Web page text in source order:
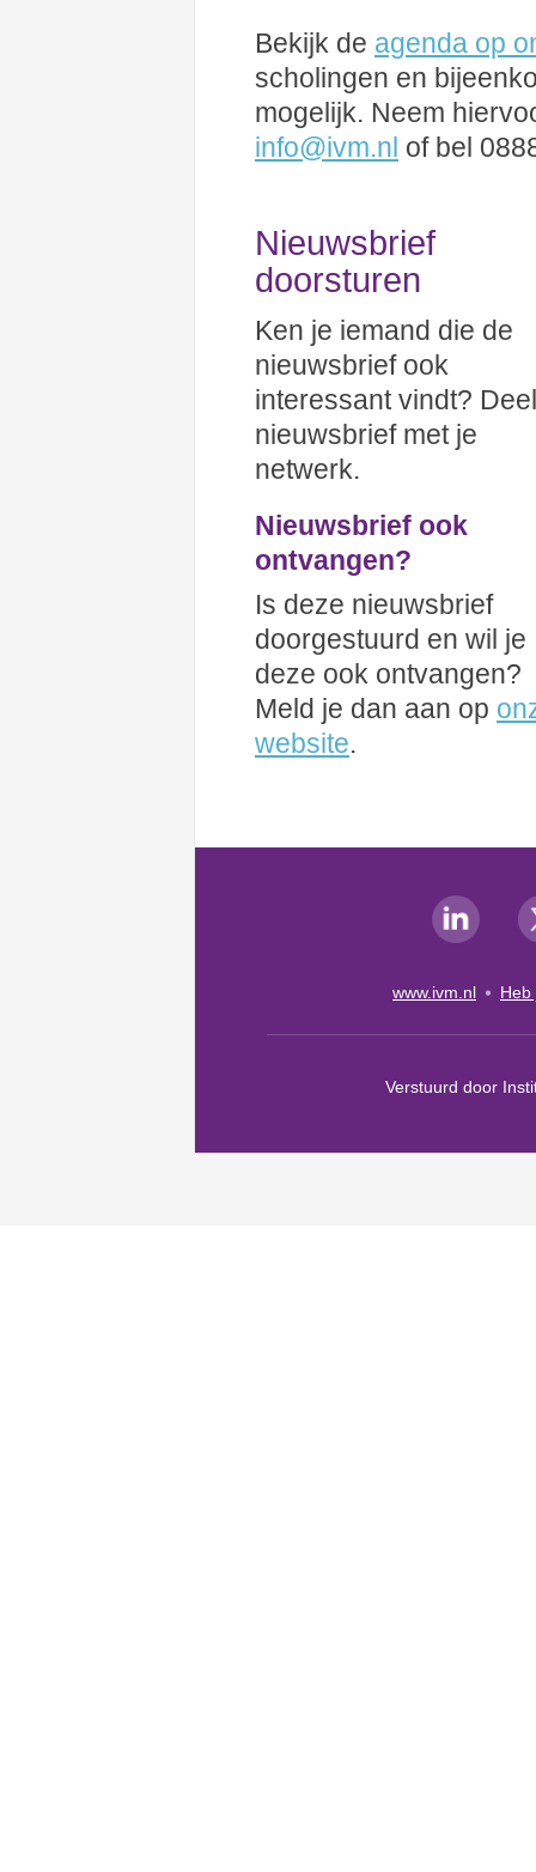
Bekijk de agenda op
scholingen en
mogelijk. Neem
info@ivm.nl of bel
Nieuwsbrief
doorsturen
Ken je iemand die de
nieuwsbrief ook
interessant vindt?
nieuwsbrief met je
netwerk.
Nieuwsbrief ook
ontvangen?
Is deze nieuwsbrief
doorgestuurd en wil je
deze ook ontvangen?
Meld je dan aan op
website.
www.ivm.nl Heb
Verstuurd door